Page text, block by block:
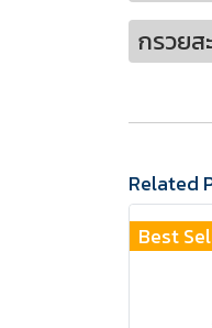
กรวยส
Related
Best